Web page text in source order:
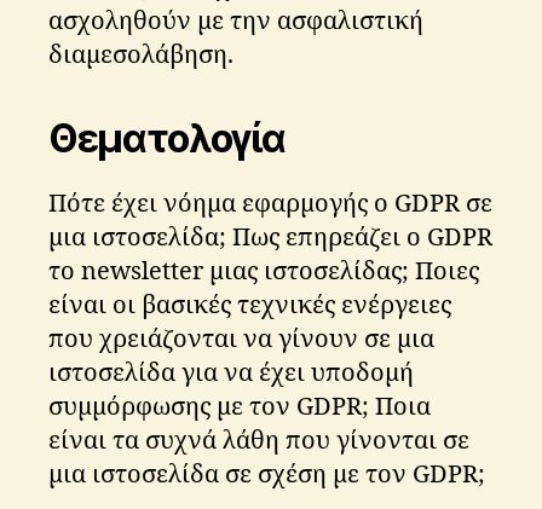
ασχοληθούν με την ασφαλιστική
διαμεσολάβηση.
Θεματολογία
Πότε έχει νόημα εφαρμογής ο GDPR σε
μια ιστοσελίδα; Πως επηρεάζει ο GDPR
το newsletter μιας ιστοσελίδας; Ποιες
είναι οι βασικές τεχνικές ενέργειες
που χρειάζονται να γίνουν σε μια
ιστοσελίδα για να έχει υποδομή
συμμόρφωσης με τον GDPR; Ποια
είναι τα συχνά λάθη που γίνονται σε
μια ιστοσελίδα σε σχέση με τον GDPR;